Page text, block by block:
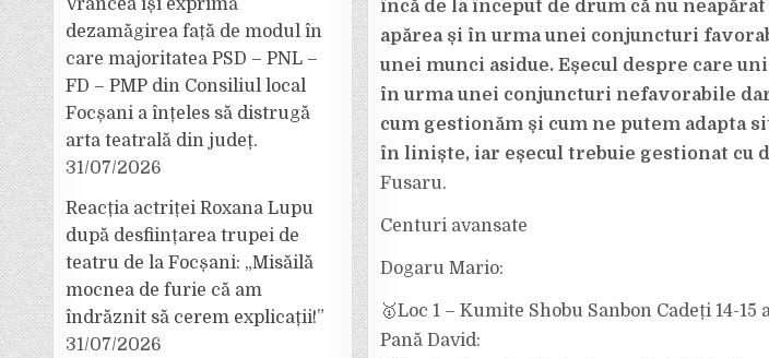
încă de la început de drum că nu
apărea și în urma unei conjuncturi
unei munci asidue. Eșecul despre care
în urma unei conjuncturi nefavorabile
cum gestionăm și cum ne putem adapta
în liniște, iar eșecul trebuie gestionat cu
Fusaru.
Centuri avansate
Dogaru Mario:
🥇Loc 1 – Kumite Shobu Sanbon Cadeți 14-
Pană David:
Vrancea își exprimă
dezamăgirea față de modul în
care majoritatea PSD – PNL –
FD – PMP din Consiliul local
Focșani a înțeles să distrugă
arta teatrală din județ.
31/07/2026
Reacția actriței Roxana Lupu
după desființarea trupei de
teatru de la Focșani: „Misăilă
mocnea de furie că am
îndrăznit să cerem explicații!”
31/07/2026